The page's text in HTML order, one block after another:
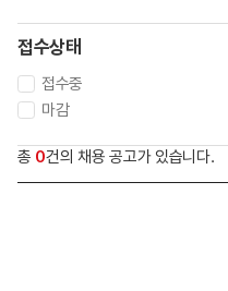
접수상태
접수중
마감
총 0건의 채용 공고가 있습니다.